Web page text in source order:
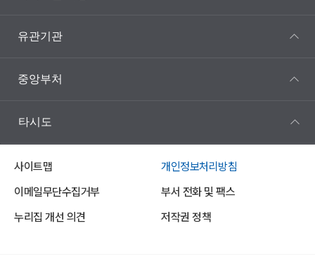
유관기관
중앙부처
타시도
사이트맵
개인정보처리방침
이메일무단수집거부
부서 전화 및 팩스
누리집 개선 의견
저작권 정책